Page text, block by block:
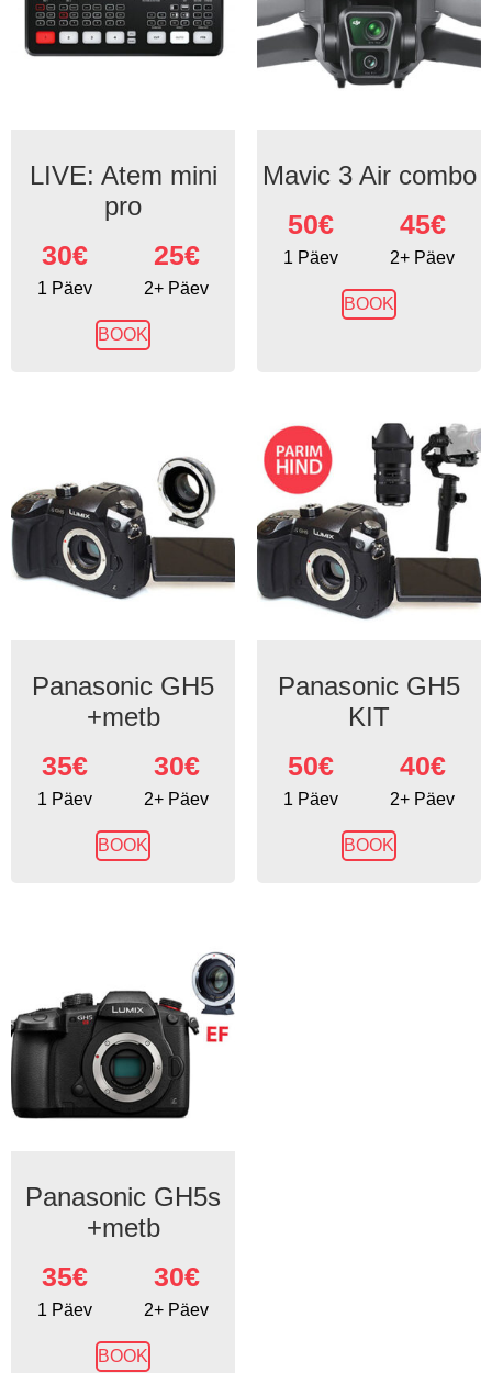
LIVE: Atem mini
pro
1 Päev
30€
2+ Päev
25€
BOOK
Mavic 3 Air combo
1 Päev
50€
2+ Päev
45€
BOOK
Panasonic GH5
+metb
1 Päev
35€
2+ Päev
30€
BOOK
Panasonic GH5
KIT
1 Päev
50€
2+ Päev
40€
BOOK
Panasonic GH5s
+metb
1 Päev
35€
2+ Päev
30€
BOOK